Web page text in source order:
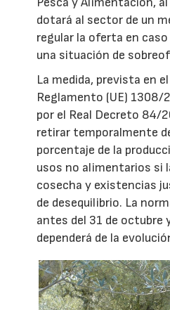
dotará al sector de un
regular la oferta en caso
una situación de
La medida, prevista en
Reglamento (UE) 1308/
por el Real Decreto 84/
retirar temporalmente
porcentaje de la
usos no alimentarios si
cosecha y existencias
de desequilibrio. La
antes del 31 de octubre
dependerá de la